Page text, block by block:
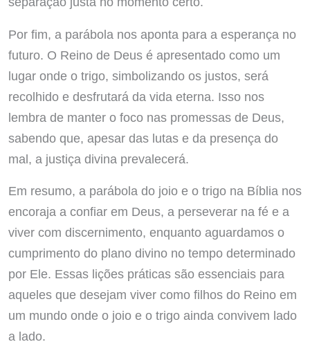
Por fim, a parábola nos aponta para a esperança no
futuro. O Reino de Deus é apresentado como um
lugar onde o trigo, simbolizando os justos, será
recolhido e desfrutará da vida eterna. Isso nos
lembra de manter o foco nas promessas de Deus,
sabendo que, apesar das lutas e da presença do
mal, a justiça divina prevalecerá.
Em resumo, a parábola do joio e o trigo na Bíblia nos
encoraja a confiar em Deus, a perseverar na fé e a
viver com discernimento, enquanto aguardamos o
cumprimento do plano divino no tempo determinado
por Ele. Essas lições práticas são essenciais para
aqueles que desejam viver como filhos do Reino em
um mundo onde o joio e o trigo ainda convivem lado
a lado.